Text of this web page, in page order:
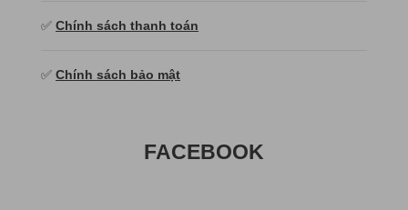
✅ Chính sách thanh toán
✅ Chính sách bảo mật
FACEBOOK